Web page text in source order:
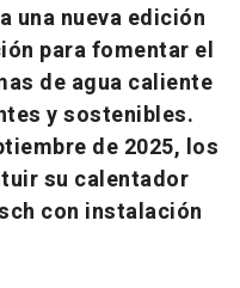
una nueva edición
para fomentar el
de agua caliente
y sostenibles.
de 2025, los
su calentador
con instalación